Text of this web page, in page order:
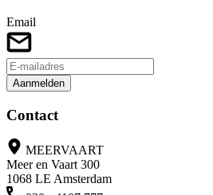
Email
Aanmelden
Contact
MEERVAART
Meer en Vaart 300
1068 LE Amsterdam